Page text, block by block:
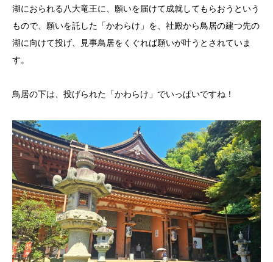
湖におられる八大竜王に、願いを届けて成就してもらおうという
もので、願いを託した「かわらけ」を、社殿から鳥居の建つ先の
湖に向けて投げ、見事鳥居をくぐれば願いが叶うとされていま
す。
鳥居の下は、投げられた「かわらけ」でいっぱいですね！